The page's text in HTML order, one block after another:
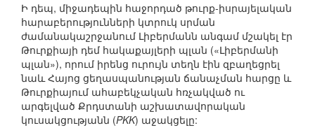
Ի դեպ, միջադեպին հաջորդած թուրք-իսրայելական
հարաբերությունների կտրուկ սրման
ժամանակաշրջանում Լիբերմանն անգամ մշակել էր
Թուրքիայի դեմ հակաքայլերի պլան («Լիբերմանի
պլան»), որում իրենց ուրույն տեղն էին զբաղեցրել
նաև Հայոց ցեղասպանության ճանաչման հարցը և
Թուրքիայում ահաբեկչական հռչակված ու
արգելված Քրդստանի աշխատավորական
կուսակցությանն (PKK) աջակցելը: